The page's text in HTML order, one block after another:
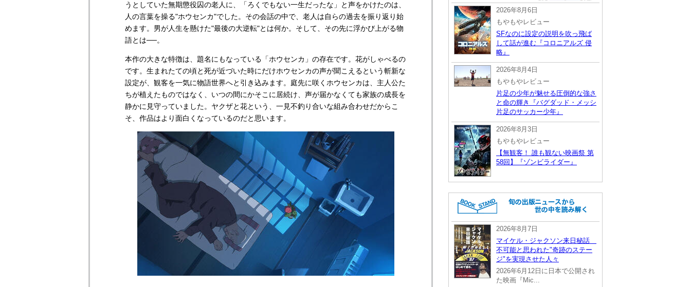
うとしていた無期懲役囚の老人に、「ろくでもない一生だったな」と声をかけたのは、
人の言葉を操る"ホウセンカ"でした。その会話の中で、老人は自らの過去を振り返り始
めます。男が人生を懸けた"最後の大逆転"とは何か。そして、その先に浮かび上がる物
語とは──。
本作の大きな特徴は、題名にもなっている「ホウセンカ」の存在です。花がしゃべるの
です。生まれたての頃と死が近づいた時にだけホウセンカの声が聞こえるという斬新な
設定が、観客を一気に物語世界へと引き込みます。庭先に咲くホウセンカは、主人公た
ちが植えたものではなく、いつの間にかそこに居続け、声が届かなくても家族の成長を
静かに見守っていました。ヤクザと花という、一見不釣り合いな組み合わせだからこ
そ、作品はより面白くなっているのだと思います。
2026年8月6日
もやもやレビュー
SFなのに設定の説明を吹っ飛ば
して話が進む『コロニアルズ 侵
略』
2026年8月4日
もやもやレビュー
片足の少年が魅せる圧倒的な強さ
と命の輝き『バグダッド・メッシ
片足のサッカー少年』
2026年8月3日
もやもやレビュー
【無観客！ 誰も観ない映画祭 第
58回】『ゾンビライダー』
2026年8月7日
マイケル・ジャクソン来日秘話
不可能と思われた"奇跡のステー
ジ"を実現させた人々
2026年6月12日に日本で公開され
た映画『Mic...